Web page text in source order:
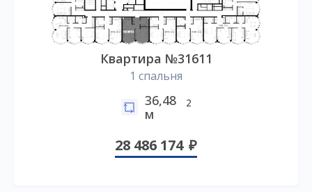
Квартира №31611
1 спальня
36,48
м
2
28 486 174